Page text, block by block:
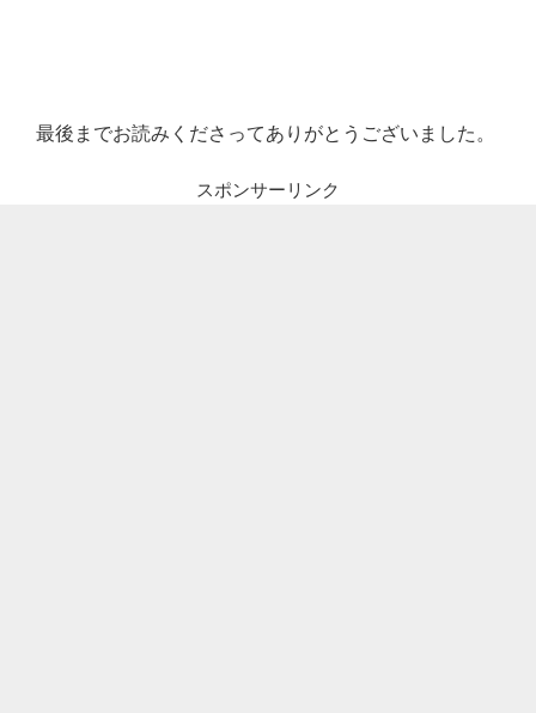
最後までお読みくださってありがとうございました。
スポンサーリンク